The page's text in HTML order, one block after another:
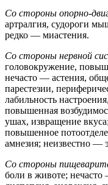
Со стороны опорно-
артралгия, судороги
редко — миастения.
Со стороны нервной
головокружение,
нечасто — астения,
парестезии,
лабильность
повышенная
ушах, извращение
повышенное
амнезия; неизвестно —
Со стороны
боли в животе; нечасто